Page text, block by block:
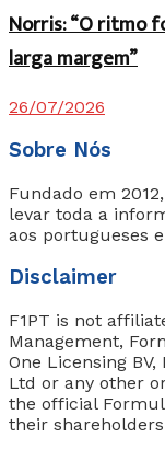
Norris: “O ritmo
larga margem”
26/07/2026
Sobre Nós
Fundado em
levar toda a
aos portugueses
Disclaimer
F1PT is not
Management,
One Licensing
Ltd or any other
the official
their